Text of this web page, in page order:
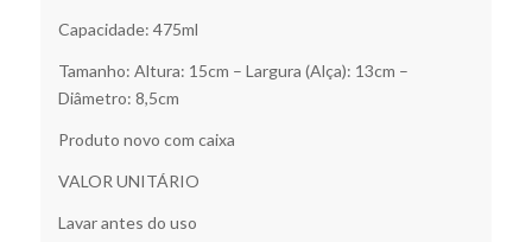
Capacidade: 475ml
Tamanho: Altura: 15cm – Largura (Alça): 13cm –
Diâmetro: 8,5cm
Produto novo com caixa
VALOR UNITÁRIO
Lavar antes do uso